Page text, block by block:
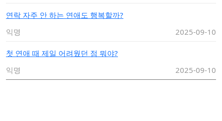
연락 자주 안 하는 연애도 행복할까?
익명
2025-09-10
첫 연애 때 제일 어려웠던 점 뭐야?
익명
2025-09-10